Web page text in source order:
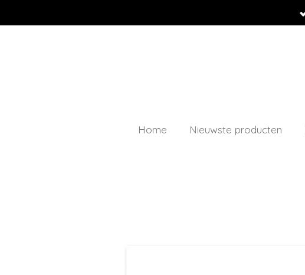
direct
Home Nieuwste producten